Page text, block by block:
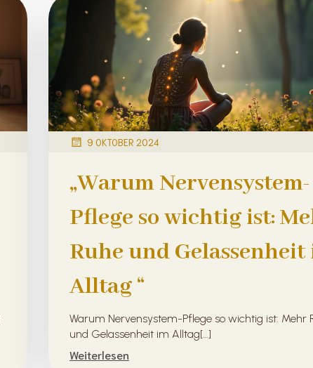
9 OKTOBER 2024
„Warum Nervensystem-
Pflege so wichtig ist:
Ruhe und Gelassenheit
Alltag “
Warum Nervensystem-Pflege so wichtig ist: Mehr
und Gelassenheit im Alltag[…]
Weiterlesen